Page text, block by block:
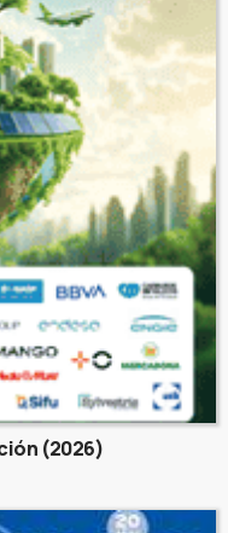
(2026)